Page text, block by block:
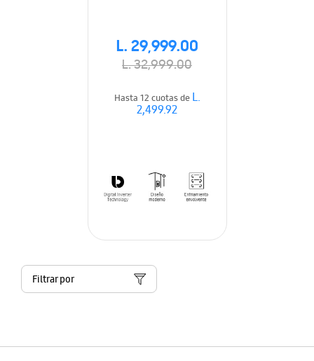
L. 29,999.00
L. 32,999.00
Hasta 12 cuotas deL.
2,499.92
Filtrar por